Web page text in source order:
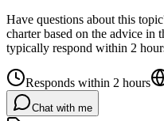
Have questions about this
charter based on the advice
typically respond within 2
Responds within 2 hours
Chat with me